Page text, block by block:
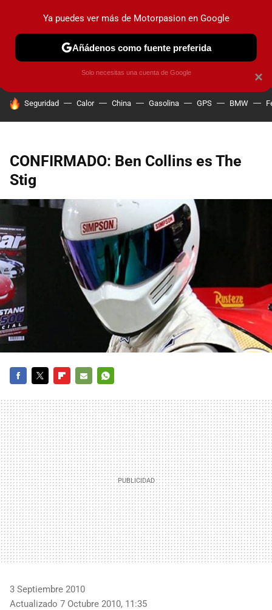
PRUEBAS COCHES ELÉCTRICOS OBSERVATORIO
HOY SE HABLA DE
Seguridad Calor China Gasolina GPS BMW
CONFIRMADO: Ben Collins es The
Stig
MAIL
3 Septiembre 2010
Actualizado 7 Octubre 2010, 11:35
×
Ya puedes ver más de Motorpasion en Google
Añádenos como fuente preferida
Solo necesitas una cuenta de Google